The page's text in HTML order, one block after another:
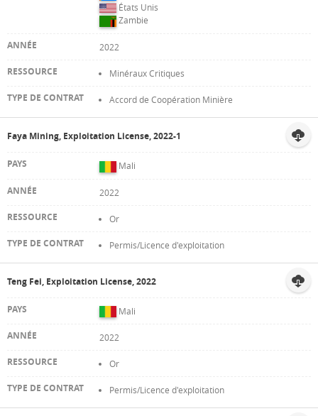
États Unis
Zambie
2022
Minéraux Critiques
Accord de Coopération Minière
Faya Mining, Exploitation License, 2022-1
Mali
2022
Or
Permis/Licence d'exploitation
Teng Fei, Exploitation License, 2022
Mali
2022
Or
Permis/Licence d'exploitation